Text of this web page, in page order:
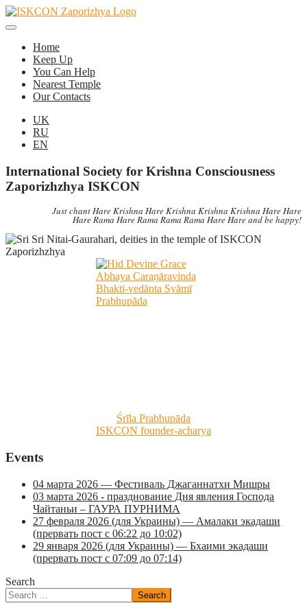
Home
Keep Up
You Can Help
Nearest Temple
Our Contacts
UK
RU
EN
International Society for Krishna Consciousness
Zaporizhzhya ISKCON
Just chant Hare Krishna Hare Krishna Krishna Krishna Hare Hare
Hare Rama Hare Rama Rama Rama Hare Hare and be happy!
Śrīla Prabhupāda
ISKCON founder-acharya
Events
04 марта 2026 — Фестиваль Джаганнатхи Мишры
03 марта 2026 - празднование Дня явления Господа
Чайтаньи – ГАУРА ПУРНИМА
27 февраля 2026 (для Украины) — Амалаки экадаши
(прервать пост с 06:22 до 10:02)
29 января 2026 (для Украины) — Бхаими экадаши
(прервать пост с 07:09 до 07:14)
Search
Search